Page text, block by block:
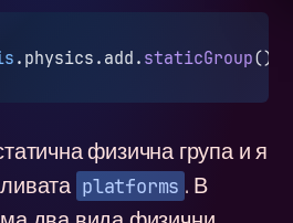
.physics.add. staticGroup();
физична група и я
platforms . В